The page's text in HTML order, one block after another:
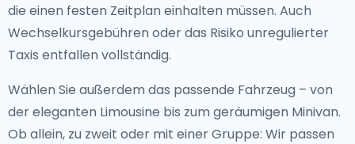
die einen festen Zeitplan einhalten müssen. Auch
Wechselkursgebühren oder das Risiko unregulierter
Taxis entfallen vollständig.
Wählen Sie außerdem das passende Fahrzeug – von
der eleganten Limousine bis zum geräumigen Minivan.
Ob allein, zu zweit oder mit einer Gruppe: Wir passen